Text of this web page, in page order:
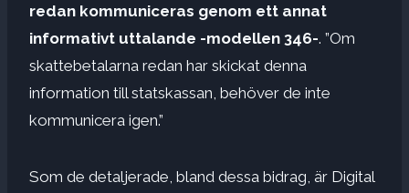
redan kommuniceras genom ett annat
informativt uttalande -modellen 346-. ”Om
skattebetalarna redan har skickat denna
information till statskassan, behöver de inte
kommunicera igen.”
Som de detaljerade, bland dessa bidrag, är Digital